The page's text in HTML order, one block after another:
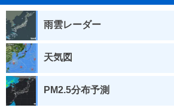
雨雲レーダー
天気図
PM2.5分布予測